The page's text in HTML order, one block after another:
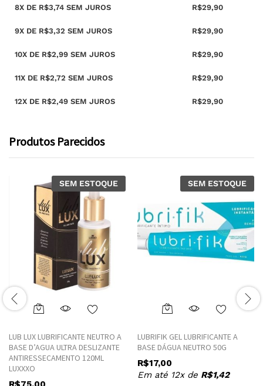
8X DE R$3,74 SEM JUROS R$29,90
9X DE R$3,32 SEM JUROS R$29,90
10X DE R$2,99 SEM JUROS R$29,90
11X DE R$2,72 SEM JUROS R$29,90
12X DE R$2,49 SEM JUROS R$29,90
Produtos Parecidos
SEM ESTOQUE
LUB LUX LUBRIFICANTE NEUTRO A
BASE D’AGUA ULTRA DESLIZANTE
ANTIRESSECAMENTO 120ML
LUXXXO
SEM ESTOQUE
This
has
multiple
The
LUBRIFIK GEL LUBRIFICANTE A
BASE DÁGUA NEUTRO 50G
R$17,00
Em até 12x de R$1,42